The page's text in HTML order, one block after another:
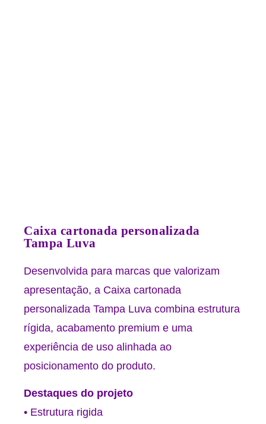
Caixa cartonada personalizada
Tampa Luva
Desenvolvida para marcas que valorizam
apresentação, a Caixa cartonada
personalizada Tampa Luva combina estrutura
rígida, acabamento premium e uma
experiência de uso alinhada ao
posicionamento do produto.
Destaques do projeto
• Estrutura rigida